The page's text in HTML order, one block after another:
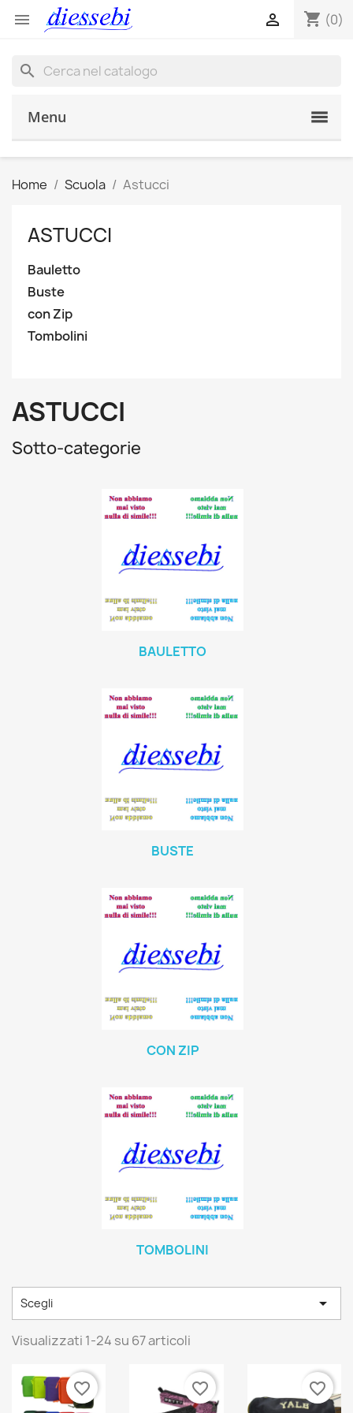
 shopping_cart (0)

search
Menu
Home Scuola Astucci
ASTUCCI
Bauletto
Buste
con Zip
Tombolini
ASTUCCI
Sotto-categorie
BAULETTO
BUSTE
CON ZIP
TOMBOLINI
Scegli 
Visualizzati 1-24 su 67 articoli
favorite_border favorite_border favorite_border